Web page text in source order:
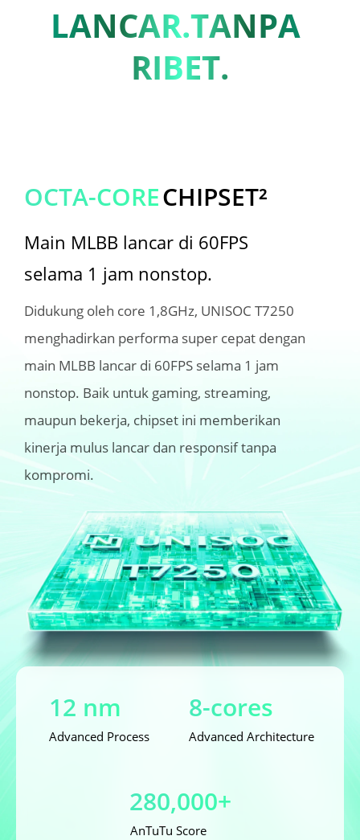
LANCAR.TANPA
RIBET.
AnTuTu Score
280,000+
Advanced Architecture
8-cores
Advanced Process
12 nm
Didukung oleh core 1,8GHz, UNISOC T7250
menghadirkan performa super cepat dengan
main MLBB lancar di 60FPS selama 1 jam
nonstop. Baik untuk gaming, streaming,
maupun bekerja, chipset ini memberikan
kinerja mulus lancar dan responsif tanpa
kompromi.
Main MLBB lancar di 60FPS
selama 1 jam nonstop.
CHIPSET²
OCTA-CORE